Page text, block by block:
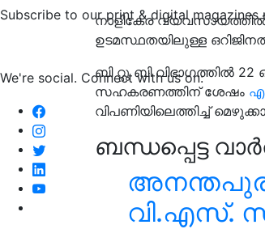
Subscribe to our print & digital magazines
We're social. Connect with us on:
നാളികേര വ്യവസായത്തിൽ
ഉടമസ്ഥതയിലുള്ള
ബി റ്റു ബി
സഹകരണത്തിന് ശേഷം
വിപണിയിലെത്തിച്ച്
ബന്ധപ്പെട്ട
വി.എസ്.